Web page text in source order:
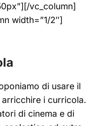
vc_column]
width=”1/2″]
di usare il
i curricola.
di cinema e di